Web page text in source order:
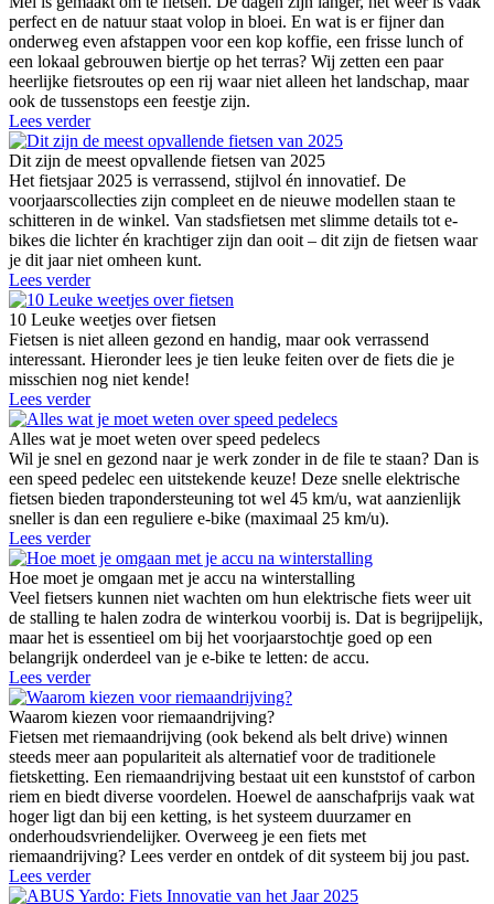
perfect en de natuur staat volop in bloei. En wat is er fijner dan
onderweg even afstappen voor een kop koffie, een frisse lunch of
een lokaal gebrouwen biertje op het terras? Wij zetten een paar
heerlijke fietsroutes op een rij waar niet alleen het landschap, maar
ook de tussenstops een feestje zijn.
Lees verder
Dit zijn de meest opvallende fietsen van 2025
Het fietsjaar 2025 is verrassend, stijlvol én innovatief. De
voorjaarscollecties zijn compleet en de nieuwe modellen staan te
schitteren in de winkel. Van stadsfietsen met slimme details tot e-
bikes die lichter én krachtiger zijn dan ooit – dit zijn de fietsen waar
je dit jaar niet omheen kunt.
Lees verder
10 Leuke weetjes over fietsen
Fietsen is niet alleen gezond en handig, maar ook verrassend
interessant. Hieronder lees je tien leuke feiten over de fiets die je
misschien nog niet kende!
Lees verder
Alles wat je moet weten over speed pedelecs
Wil je snel en gezond naar je werk zonder in de file te staan? Dan is
een speed pedelec een uitstekende keuze! Deze snelle elektrische
fietsen bieden trapondersteuning tot wel 45 km/u, wat aanzienlijk
sneller is dan een reguliere e-bike (maximaal 25 km/u).
Lees verder
Hoe moet je omgaan met je accu na winterstalling
Veel fietsers kunnen niet wachten om hun elektrische fiets weer uit
de stalling te halen zodra de winterkou voorbij is. Dat is begrijpelijk,
maar het is essentieel om bij het voorjaarstochtje goed op een
belangrijk onderdeel van je e-bike te letten: de accu.
Lees verder
Waarom kiezen voor riemaandrijving?
Fietsen met riemaandrijving (ook bekend als belt drive) winnen
steeds meer aan populariteit als alternatief voor de traditionele
fietsketting. Een riemaandrijving bestaat uit een kunststof of carbon
riem en biedt diverse voordelen. Hoewel de aanschafprijs vaak wat
hoger ligt dan bij een ketting, is het systeem duurzamer en
onderhoudsvriendelijker. Overweeg je een fiets met
riemaandrijving? Lees verder en ontdek of dit systeem bij jou past.
Lees verder